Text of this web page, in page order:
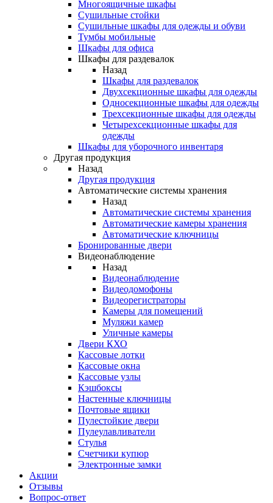
Многоящичные шкафы
Сушильные стойки
Сушильные шкафы для одежды и обуви
Тумбы мобильные
Шкафы для офиса
Шкафы для раздевалок
Назад
Шкафы для раздевалок
Двухсекционные шкафы для одежды
Односекционные шкафы для одежды
Трехсекционные шкафы для одежды
Четырехсекционные шкафы для
одежды
Шкафы для уборочного инвентаря
Другая продукция
Назад
Другая продукция
Автоматические системы хранения
Назад
Автоматические системы хранения
Автоматические камеры хранения
Автоматические ключницы
Бронированные двери
Видеонаблюдение
Назад
Видеонаблюдение
Видеодомофоны
Видеорегистраторы
Камеры для помещений
Муляжи камер
Уличные камеры
Двери КХО
Кассовые лотки
Кассовые окна
Кассовые узлы
Кэшбоксы
Настенные ключницы
Почтовые ящики
Пулестойкие двери
Пулеулавливатели
Стулья
Счетчики купюр
Электронные замки
Акции
Отзывы
Вопрос-ответ